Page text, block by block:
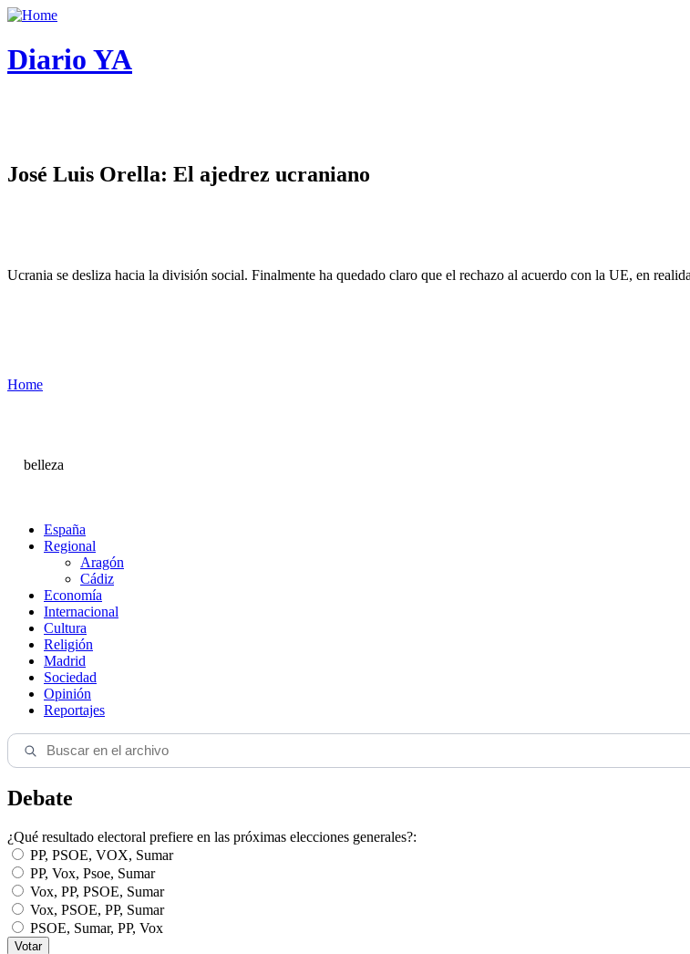
Diario YA
José Luis Orella: El ajedrez ucraniano
Ucrania se desliza hacia la división social. Finalmente ha quedado claro que el rechazo al acuerdo con la UE, en
Home
belleza
España
Regional
Aragón
Cádiz
Economía
Internacional
Cultura
Religión
Madrid
Sociedad
Opinión
Reportajes
Debate
¿Qué resultado electoral prefiere en las próximas elecciones generales?:
PP, PSOE, VOX, Sumar
PP, Vox, Psoe, Sumar
Vox, PP, PSOE, Sumar
Vox, PSOE, PP, Sumar
PSOE, Sumar, PP, Vox